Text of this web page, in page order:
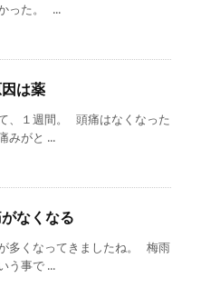
った。 ...
は薬
、１週間。 頭痛はなくなった
みがと ...
なくなる
多くなってきましたね。 梅雨
う事で ...